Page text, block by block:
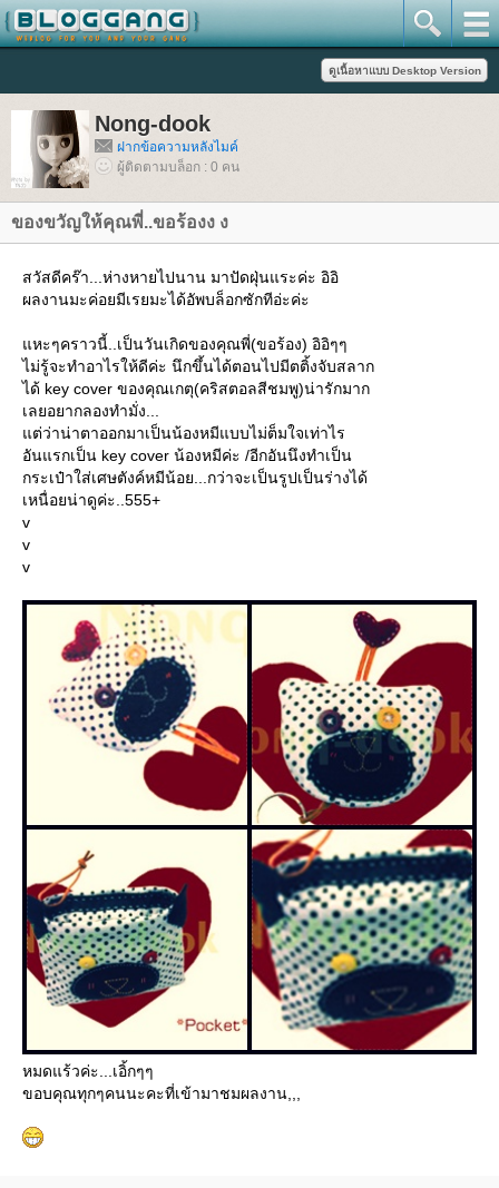
Nong-dook
ฝากข้อความหลังไมค์
ผู้ติดตามบล็อก : 0 คน
ของขวัญให้คุณพี่..ขอร้องง ง
สวัสดีคร๊า...ห่างหายไปนาน มาปัดฝุ่นแระค่ะ อิอิ
ผลงานมะค่อยมีเรยมะได้อัพบล็อกซักทีอ่ะค่ะ
หะๆคราวนี้..เป็นวันเกิดของคุณพี่(ขอร้อง) อิอิๆๆ
ไม่รู้จะทำอาไรให้ดีค่ะ นึกขึ้นได้ตอนไปมีตติ้งจับสลาก
ได้ key cover ของคุณเกตุ(คริสตอลสีชมพู)น่ารักมาก
เลยอยากลองทำมั่ง...
ต่ว่าน่าตาออกมาเป็นน้องหมีแบบไม่ต็มใจเท่าไร
อันแรกเป็น key cover น้องหมีค่ะ /อีกอันนึงทำเป็น
กระเป๋าใส่เศษตังค์หมีน้อย...กว่าจะเป็นรูปเป็นร่างได้
เหนื่อยน่าดูค่ะ..555+
v
v
v
หมดแร้วค่ะ...เอิ้กๆๆ
ขอบคุณทุกๆคนนะคะที่เข้ามาชมผลงาน,,,